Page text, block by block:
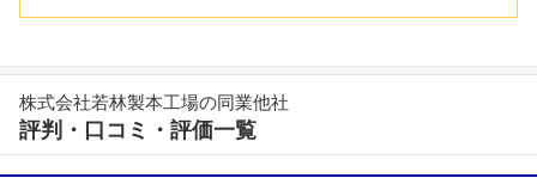
株式会社若林製本工場の同業他社
評判・口コミ・評価一覧